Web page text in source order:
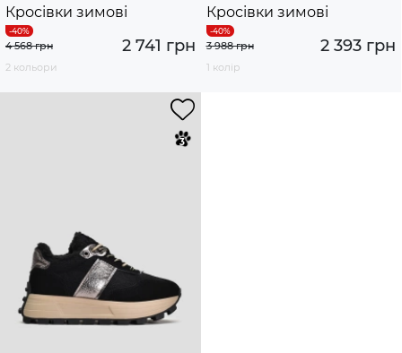
Кросівки зимові
2 741 грн
4 568 грн
2 кольори
Кросівки зимові
2 393 грн
3 988 грн
1 колір